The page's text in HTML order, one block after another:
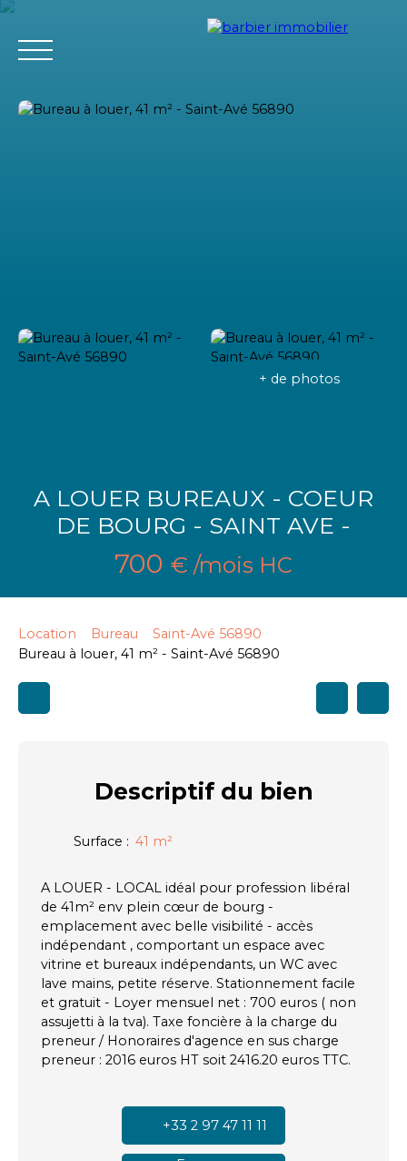
+ de photos
A LOUER BUREAUX - COEUR
DE BOURG - SAINT AVE -
700 € /mois HC
Location Bureau
Saint-Avé 56890
Bureau à louer, 41 m² - Saint-Avé 56890
Descriptifdu bien
Surface : 41 m²
A LOUER - LOCAL idéal pour profession libéral
de 41m² env plein cœur de bourg -
emplacement avec belle visibilité - accès
indépendant , comportant un espace avec
vitrine et bureaux indépendants, un WC avec
lave mains, petite réserve. Stationnement facile
et gratuit - Loyer mensuel net : 700 euros ( non
assujetti à la tva). Taxe foncière à la charge du
preneur / Honoraires d'agence en sus charge
preneur : 2016 euros HT soit 2416.20 euros TTC.
+33 2 97 47 11 11